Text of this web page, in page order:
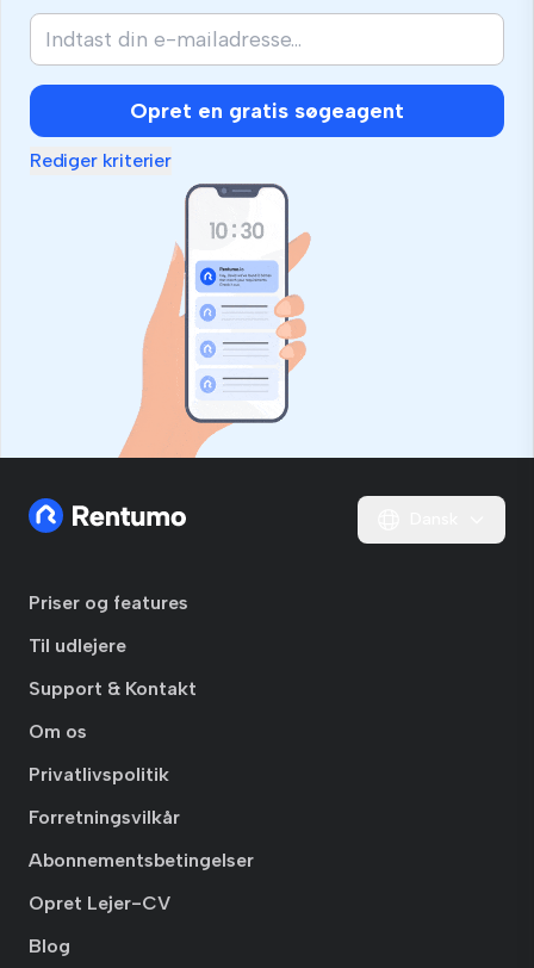
Opret en gratis søgeagent
Rediger kriterier
Priser og features
Til udlejere
Support & Kontakt
Om os
Privatlivspolitik
Forretningsvilkår
Abonnementsbetingelser
Opret Lejer-CV
Blog